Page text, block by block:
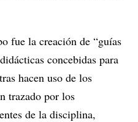
fue la creación de “guías
concebidas para
hacen uso de los
trazado por los
de la disciplina,